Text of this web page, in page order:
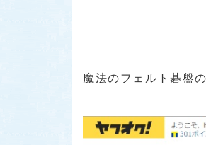
魔法のフェルト碁盤